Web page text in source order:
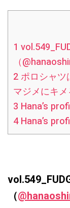
1
（
2ポロシャツ
マジメにキメ
3 Hana’s
4Hana’s
（